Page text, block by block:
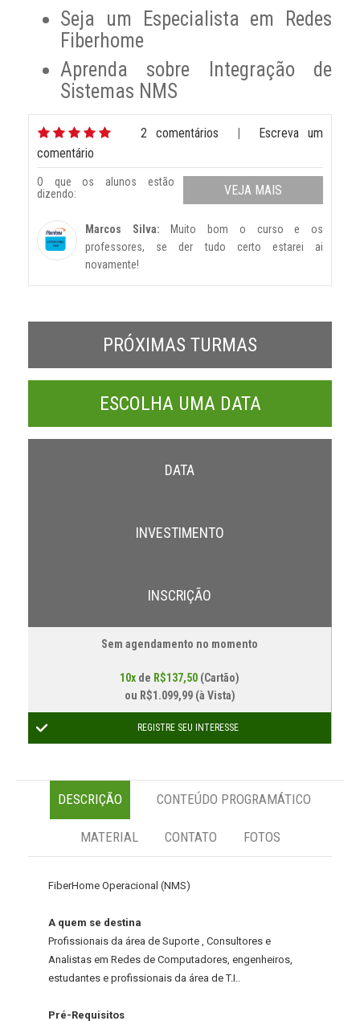
Seja um Especialista em Redes
Fiberhome
Aprenda sobre Integração de
Sistemas NMS
2 comentários | Escreva um
comentário
O que os alunos estão
dizendo:
VEJA MAIS
Marcos Silva: Muito bom o curso e os
professores, se der tudo certo estarei ai
novamente!
PRÓXIMAS TURMAS
ESCOLHA UMA DATA
DATA
INVESTIMENTO
INSCRIÇÃO
Sem agendamento no momento
10x de R$137,50 (Cartão)
ou R$1.099,99 (à Vista)
REGISTRE SEU INTERESSE
DESCRIÇÃO CONTEÚDO PROGRAMÁTICO
MATERIAL CONTATO FOTOS
FiberHome Operacional (NMS)
A quem se destina
Profissionais da área de Suporte , Consultores e
Analistas em Redes de Computadores, engenheiros,
estudantes e profissionais da área de T.I..
Pré-Requisitos